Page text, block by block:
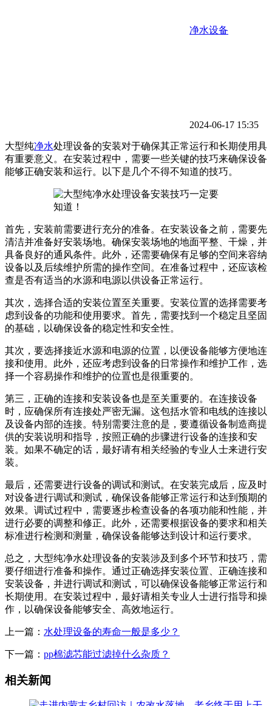
净水设备
2024-06-17 15:35
大型纯净水处理设备的安装对于确保其正常运行和长期使用具
有重要意义。在安装过程中，需要一些关键的技巧来确保设备
能够正确安装和运行。以下是几个不得不知道的技巧。
首先，安装前需要进行充分的准备。在安装设备之前，需要先
清洁并准备好安装场地。确保安装场地的地面平整、干燥，并
具备良好的通风条件。此外，还需要确保有足够的空间来容纳
设备以及后续维护所需的操作空间。在准备过程中，还应该检
查是否有适当的水源和电源以供设备正常运行。
其次，选择合适的安装位置至关重要。安装位置的选择需要考
虑到设备的功能和使用要求。首先，需要找到一个稳定且坚固
的基础，以确保设备的稳定性和安全性。
其次，要选择接近水源和电源的位置，以便设备能够方便地连
接和使用。此外，还应考虑到设备的日常操作和维护工作，选
择一个容易操作和维护的位置也是很重要的。
第三，正确的连接和安装设备也是至关重要的。在连接设备
时，应确保所有连接处严密无漏。这包括水管和电线的连接以
及设备内部的连接。特别需要注意的是，要遵循设备制造商提
供的安装说明和指导，按照正确的步骤进行设备的连接和安
装。如果不确定的话，最好请有相关经验的专业人士来进行安
装。
最后，还需要进行设备的调试和测试。在安装完成后，应及时
对设备进行调试和测试，确保设备能够正常运行和达到预期的
效果。调试过程中，需要逐步检查设备的各项功能和性能，并
进行必要的调整和修正。此外，还需要根据设备的要求和相关
标准进行检测和测量，确保设备能够达到设计和运行要求。
总之，大型纯净水处理设备的安装涉及到多个环节和技巧，需
要仔细进行准备和操作。通过正确选择安装位置、正确连接和
安装设备，并进行调试和测试，可以确保设备能够正常运行和
长期使用。在安装过程中，最好请相关专业人士进行指导和操
作，以确保设备能够安全、高效地运行。
上一篇： 水处理设备的寿命一般是多少？
下一篇： pp棉滤芯能过滤掉什么杂质？
相关新闻